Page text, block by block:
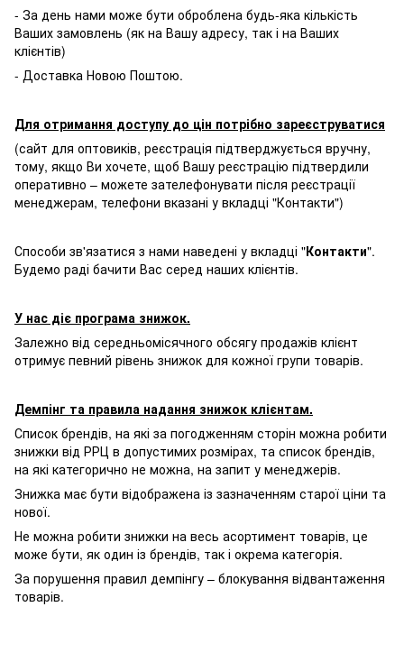
- За день нами може бути оброблена будь-яка кількість
Ваших замовлень (як на Вашу адресу, так і на Ваших
клієнтів)
- Доставка Новою Поштою.
Для отримання доступу до цін потрібно зареєструватися
(сайт для оптовиків, реєстрація підтверджується вручну,
тому, якщо Ви хочете, щоб Вашу реєстрацію підтвердили
оперативно – можете зателефонувати після реєстрації
менеджерам, телефони вказані у вкладці "Контакти")
Способи зв'язатися з нами наведені у вкладці "Контакти".
Будемо раді бачити Вас серед наших клієнтів.
У нас діє програма знижок.
Залежно від середньомісячного обсягу продажів клієнт
отримує певний рівень знижок для кожної групи товарів.
Демпінг та правила надання знижок клієнтам.
Список брендів, на які за погодженням сторін можна робити
знижки від РРЦ в допустимих розмірах, та список брендів,
на які категорично не можна, на запит у менеджерів.
Знижка має бути відображена із зазначенням старої ціни та
нової.
Не можна робити знижки на весь асортимент товарів, це
може бути, як один із брендів, так і окрема категорія.
За порушення правил демпінгу – блокування відвантаження
товарів.